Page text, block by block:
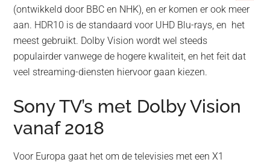
(ontwikkeld door BBC en NHK), en er komen er ook meer
aan. HDR10 is de standaard voor UHD Blu-rays, en het
meest gebruikt. Dolby Vision wordt wel steeds
populairder vanwege de hogere kwaliteit, en het feit dat
veel streaming-diensten hiervoor gaan kiezen.
Sony TV’s met Dolby Vision
vanaf 2018
Voor Europa gaat het om de televisies met een X1